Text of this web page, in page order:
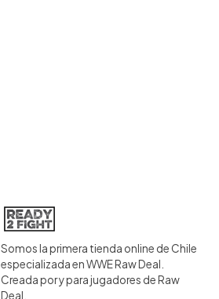
Somos la primera tienda online de Chile
especializada en WWE Raw Deal.
Creada por y para jugadores de Raw
Deal.